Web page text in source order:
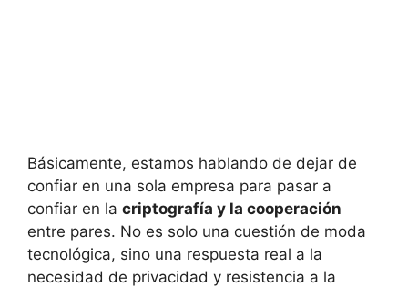
Básicamente, estamos hablando de dejar de
confiar en una sola empresa para pasar a
confiar en la criptografía y la cooperación
entre pares. No es solo una cuestión de moda
tecnológica, sino una respuesta real a la
necesidad de privacidad y resistencia a la